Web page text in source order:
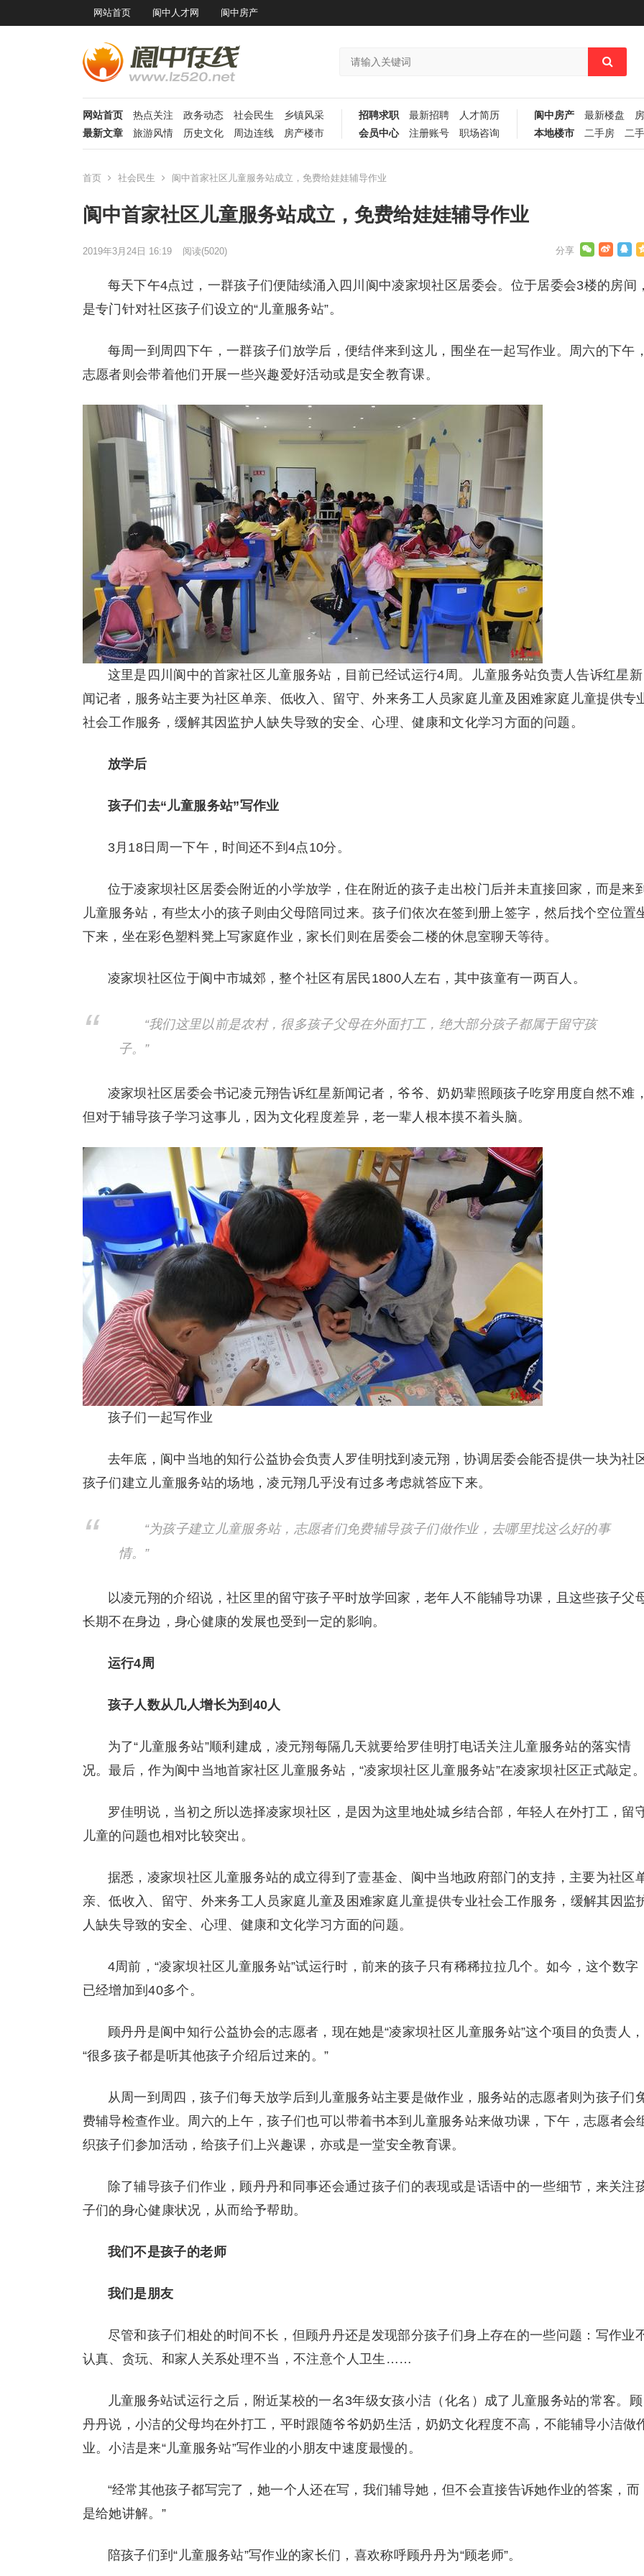
网站首页 阆中人才网 阆中房产
网站首页 热点关注 政务动态 社会民生
乡镇风采
最新文章
旅游风情 历史文化 周边连线 房产楼市
招聘求职 最新招聘
人才简历
会员中心
注册账号 职场咨询
阆中房产 最新楼盘
本地楼市
二手房 二
首页 社会民生 阆中首家社区儿童服务站成立，免费给娃娃辅导作业
阆中首家社区儿童服务站成立，免费给娃娃辅导作业
2019年3月24日 16:19 阅读(5020)
每天下午4点过，一群孩子们便陆续涌入四川阆中凌家坝社区居委会。位于居委会3楼的房间
是专门针对社区孩子们设立的“儿童服务站”。
每周一到周四下午，一群孩子们放学后，便结伴来到这儿，围坐在一起写作业。周六的下午
志愿者则会带着他们开展一些兴趣爱好活动或是安全教育课。
这里是四川阆中的首家社区儿童服务站，目前已经试运行4周。儿童服务站负责人告诉红星新
闻记者，服务站主要为社区单亲、低收入、留守、外来务工人员家庭儿童及困难家庭儿童提供专
社会工作服务，缓解其因监护人缺失导致的安全、心理、健康和文化学习方面的问题。
放学后
孩子们去“儿童服务站”写作业
3月18日周一下午，时间还不到4点10分。
位于凌家坝社区居委会附近的小学放学，住在附近的孩子走出校门后并未直接回家，而是来
儿童服务站，有些太小的孩子则由父母陪同过来。孩子们依次在签到册上签字，然后找个空位置
下来，坐在彩色塑料凳上写家庭作业，家长们则在居委会二楼的休息室聊天等待。
凌家坝社区位于阆中市城郊，整个社区有居民1800人左右，其中孩童有一两百人。
“我们这里以前是农村，很多孩子父母在外面打工，绝大部分孩子都属于留守孩
子。”
凌家坝社区居委会书记凌元翔告诉红星新闻记者，爷爷、奶奶辈照顾孩子吃穿用度自然不难
但对于辅导孩子学习这事儿，因为文化程度差异，老一辈人根本摸不着头脑。
孩子们一起写作业
去年底，阆中当地的知行公益协会负责人罗佳明找到凌元翔，协调居委会能否提供一块为社
孩子们建立儿童服务站的场地，凌元翔几乎没有过多考虑就答应下来。
“为孩子建立儿童服务站，志愿者们免费辅导孩子们做作业，去哪里找这么好的事
情。”
以凌元翔的介绍说，社区里的留守孩子平时放学回家，老年人不能辅导功课，且这些孩子父
长期不在身边，身心健康的发展也受到一定的影响。
运行4周
孩子人数从几人增长为到40人
为了“儿童服务站”顺利建成，凌元翔每隔几天就要给罗佳明打电话关注儿童服务站的落实情
况。最后，作为阆中当地首家社区儿童服务站，“凌家坝社区儿童服务站”在凌家坝社区正式敲定
罗佳明说，当初之所以选择凌家坝社区，是因为这里地处城乡结合部，年轻人在外打工，留
儿童的问题也相对比较突出。
据悉，凌家坝社区儿童服务站的成立得到了壹基金、阆中当地政府部门的支持，主要为社区
亲、低收入、留守、外来务工人员家庭儿童及困难家庭儿童提供专业社会工作服务，缓解其因监
人缺失导致的安全、心理、健康和文化学习方面的问题。
4周前，“凌家坝社区儿童服务站”试运行时，前来的孩子只有稀稀拉拉几个。如今，这个数字
已经增加到40多个。
顾丹丹是阆中知行公益协会的志愿者，现在她是“凌家坝社区儿童服务站”这个项目的负责人，
“很多孩子都是听其他孩子介绍后过来的。”
从周一到周四，孩子们每天放学后到儿童服务站主要是做作业，服务站的志愿者则为孩子们
费辅导检查作业。周六的上午，孩子们也可以带着书本到儿童服务站来做功课，下午，志愿者会
织孩子们参加活动，给孩子们上兴趣课，亦或是一堂安全教育课。
除了辅导孩子们作业，顾丹丹和同事还会通过孩子们的表现或是话语中的一些细节，来关注
子们的身心健康状况，从而给予帮助。
我们不是孩子的老师
我们是朋友
尽管和孩子们相处的时间不长，但顾丹丹还是发现部分孩子们身上存在的一些问题：写作业
认真、贪玩、和家人关系处理不当，不注意个人卫生……
儿童服务站试运行之后，附近某校的一名3年级女孩小洁（化名）成了儿童服务站的常客。顾
丹丹说，小洁的父母均在外打工，平时跟随爷爷奶奶生活，奶奶文化程度不高，不能辅导小洁做
业。小洁是来“儿童服务站”写作业的小朋友中速度最慢的。
“经常其他孩子都写完了，她一个人还在写，我们辅导她，但不会直接告诉她作业的答案，而
是给她讲解。”
陪孩子们到“儿童服务站”写作业的家长们，喜欢称呼顾丹丹为“顾老师”。